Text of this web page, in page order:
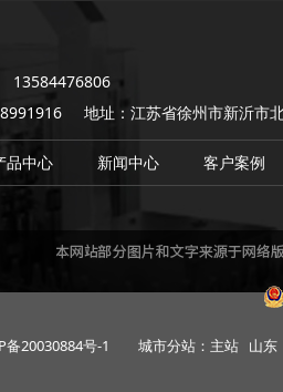
13584476806
地址：江苏省徐州市新沂市
品中心 新闻中心 客户案例
备20030884号-1 城市分站： 主站 山东